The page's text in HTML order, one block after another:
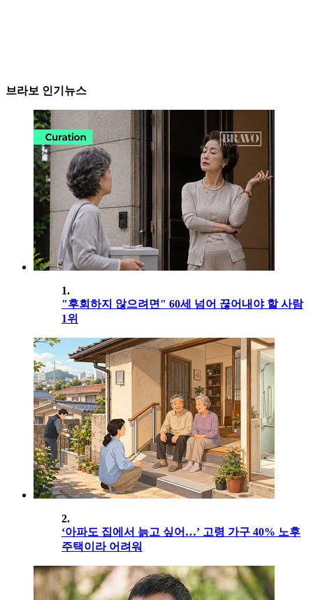
브라보 인기뉴스
1.
"후회하지 않으려면" 60세 넘어 끊어내야 할 사람
1위
2.
‘아파도 집에서 늙고 싶어…’ 고령 가구 40% 노후
주택이라 어려워